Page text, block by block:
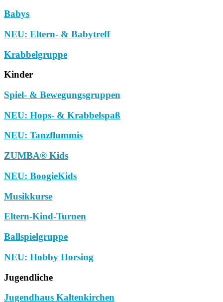
Babys
NEU: Eltern- & Babytreff
Krabbelgruppe
Kinder
Spiel- & Bewegungsgruppen
NEU: Hops- & Krabbelspaß
NEU: Tanzflummis
ZUMBA® Kids
NEU: BoogieKids
Musikkurse
Eltern-Kind-Turnen
Ballspielgruppe
NEU: Hobby Horsing
Jugendliche
Jugendhaus Kaltenkirchen